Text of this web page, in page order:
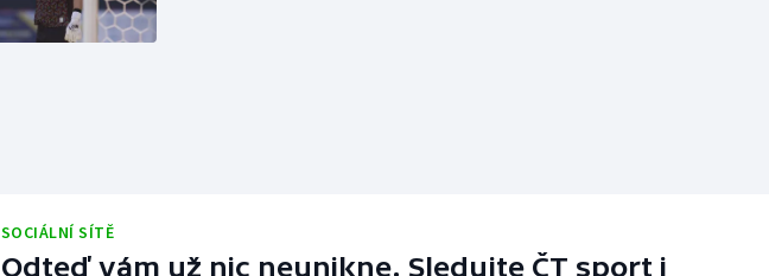
SOCIÁLNÍ SÍTĚ
Odteď vám už nic neunikne. Sledujte ČT sport i